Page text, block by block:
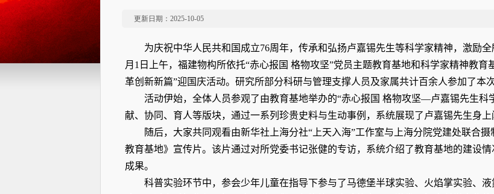
更新日期：2025-10-05
为庆祝中华人民共和国成立76周年，传承和弘扬卢嘉锡先生等科学家精神，激励
月 1 日上午，福建物构所依托“赤心报国 格物攻坚”党员主题教育基地和科学家精神教
革创新新篇”迎国庆活动。研究所部分科研与管理支撑人员及家属共计百余人参加了本次
活动伊始，全体人员参观了由教育基地举办的“赤心报国 格物攻坚—卢嘉锡先生科
献、协同、育人等版块，通过一系列珍贵史料与生动事例，系统展现了卢嘉锡先生身上
随后，大家共同观看由新华社上海分社“上天入海”工作室与上海分院党建处联合
教育基地》宣传片。该片通过对所党委书记张健的专访，系统介绍了教育基地的建设
成果。
科普实验环节中，参会少年儿童在指导下参与了马德堡半球实验、火焰掌实验、